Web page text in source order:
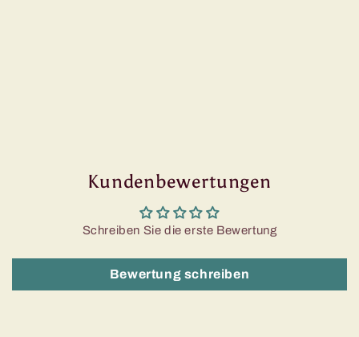
Kundenbewertungen
Schreiben Sie die erste Bewertung
Bewertung schreiben